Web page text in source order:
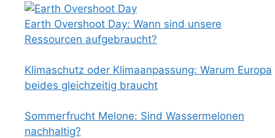
Earth Overshoot Day: Wann sind unsere
Ressourcen aufgebraucht?
Klimaschutz oder Klimaanpassung: Warum Europa
beides gleichzeitig braucht
Sommerfrucht Melone: Sind Wassermelonen
nachhaltig?